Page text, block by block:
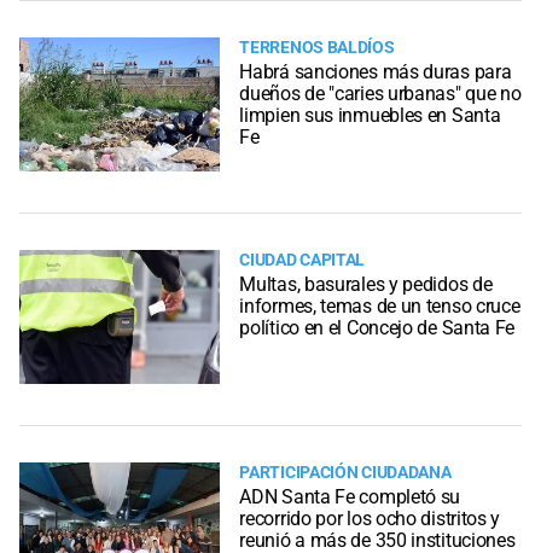
TERRENOS BALDÍOS
Habrá sanciones más duras para
dueños de "caries urbanas" que no
limpien sus inmuebles en Santa
Fe
CIUDAD CAPITAL
Multas, basurales y pedidos de
informes, temas de un tenso cruce
político en el Concejo de Santa Fe
PARTICIPACIÓN CIUDADANA
ADN Santa Fe completó su
recorrido por los ocho distritos y
reunió a más de 350 instituciones